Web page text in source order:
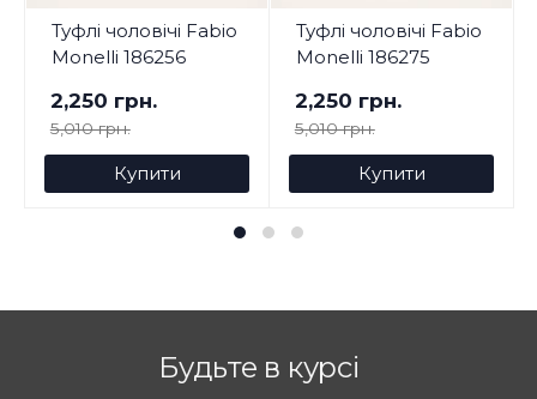
Туфлі чоловічі Fabio
Monelli 186256
2,250 грн.
5,010 грн.
Купити
Туфлі чоловічі Fabio
Monelli 186275
2,250 грн.
5,010 грн.
Купити
Будьте в курсі